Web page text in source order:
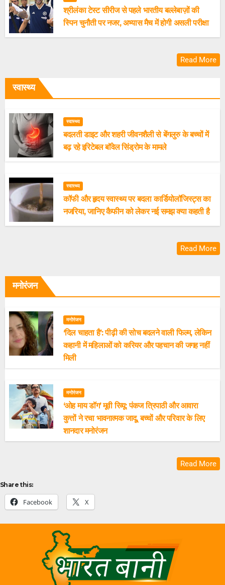
श्रीलंका टेस्ट सीरीज से पहले भारतीय बल्लेबाज़ों की
स्पिन चुनौती पर नजर, अभ्यास मैच में होगी असली परीक्षा
Read More
स्वास्थ्य
स्वास्थ्य
बदलती डाइट और शहरी जीवनशैली से बेंगलुरु के बच्चों में
बढ़ रहे इरिटेबल बॉवेल सिंड्रोम के मामले
स्वास्थ्य
कॉफी और हृदय स्वास्थ्य पर बदला कार्डियोलॉजिस्ट्स का
नजरिया, जानिए कैफीन को लेकर नई समझ क्या कहती है
Read More
मनोरंजन
मनोरंजन
‘दिल चाहता है’: पीढ़ी की सोच बदलने वाली फिल्म, लेकिन
कहानी में महिलाओं को करियर और पहचान की जगह नहीं
मिली
मनोरंजन
‘ओह माय डॉग’ मूवी रिव्यू: पंकज त्रिपाठी और आवारा
कुत्तों ने रचा भावनात्मक जादू, बच्चों और परिवार के लिए
शानदार मनोरंजन
Read More
Share this:
Facebook X